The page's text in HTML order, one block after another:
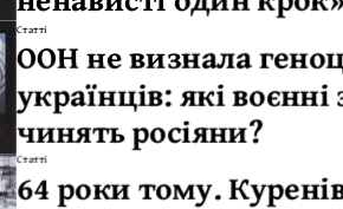
Статті
ООН не визнала
українців: які
чинять росіяни?
Статті
64 роки тому.